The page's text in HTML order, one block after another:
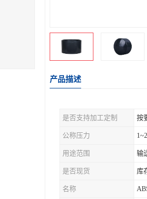
产品描述
是否支持加工定制 按
公称压力
用途范围 输
是否现货 库
名称